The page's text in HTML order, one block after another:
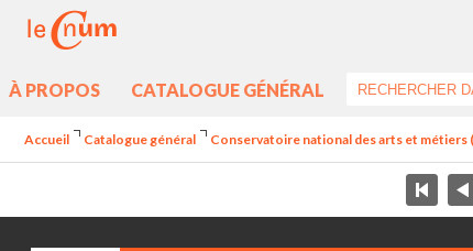
À PROPOS CATALOGUE GÉNÉRAL
Accueil Catalogue général Conservatoire national des arts et